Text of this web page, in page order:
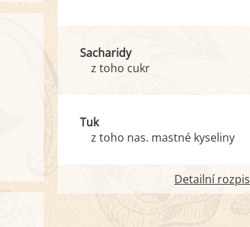
Sacharidy
z toho cukr
Tuk
z toho nas. mastné kyseliny
Detailní rozpis